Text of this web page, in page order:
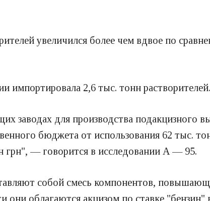
увеличился более чем вдвое по
2,6 тыс. тонн растворителей.
заводах для производства подакцизного
бюджета от использования 62 тыс.
грн", — говорится в исследовании А — 95.
собой смесь компонентов,
они облагаются акцизом по ставке "бензин"